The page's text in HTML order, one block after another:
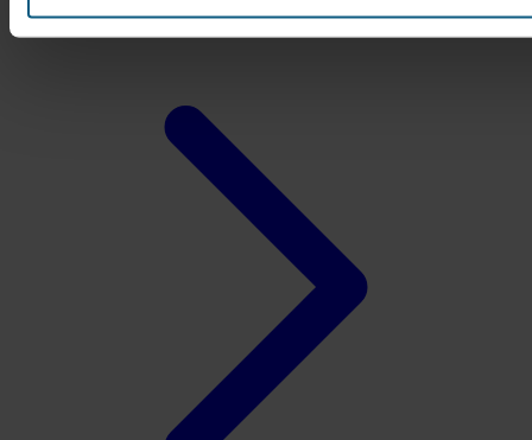
Tel.: 06172 3087-27m.nowak@autobach.de